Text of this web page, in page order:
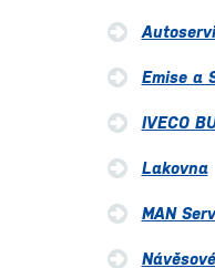
Emise a
IVECO
Lakovna
MAN